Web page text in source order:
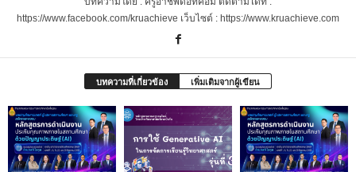
https://www.facebook.com/kruachieve เว็บไซต์ : https://www.kruachieve.com
บทความที่เกี่ยวข้อง เพิ่มเติมจากผู้เขียน